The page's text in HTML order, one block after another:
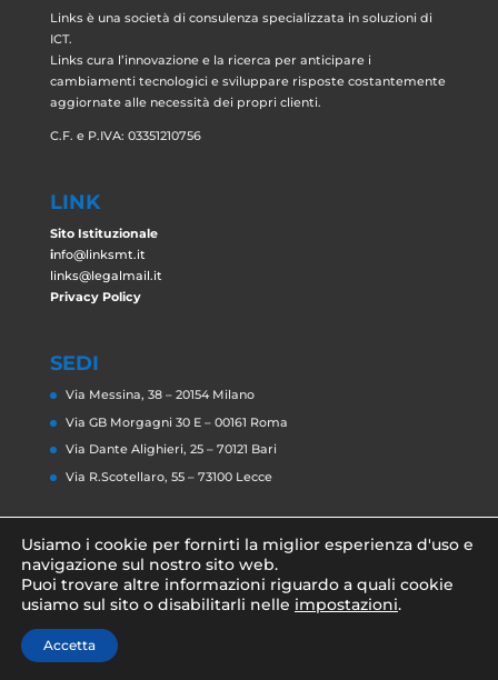
Links è una società di consulenza specializzata in soluzioni di
ICT.
Links cura l’innovazione e la ricerca per anticipare i
cambiamenti tecnologici e sviluppare risposte costantemente
aggiornate alle necessità dei propri clienti.
C.F. e P.IVA: 03351210756
LINK
Sito Istituzionale
info@linksmt.it
links@legalmail.it
Privacy Policy
SEDI
Via Messina, 38 – 20154 Milano
Via GB Morgagni 30 E – 00161 Roma
Via Dante Alighieri, 25 – 70121 Bari
Via R.Scotellaro, 55 – 73100 Lecce
© Links Management and Technology 2020
Usiamo i cookie per fornirti la miglior esperienza d'uso e
navigazione sul nostro sito web.
Puoi trovare altre informazioni riguardo a quali cookie
usiamo sul sito o disabilitarli nelle impostazioni.
Accetta